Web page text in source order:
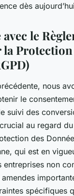
dès
le
la
nous
le
suivi des
au regard
des
qui est en
entreprises non
amendes
spécifiques